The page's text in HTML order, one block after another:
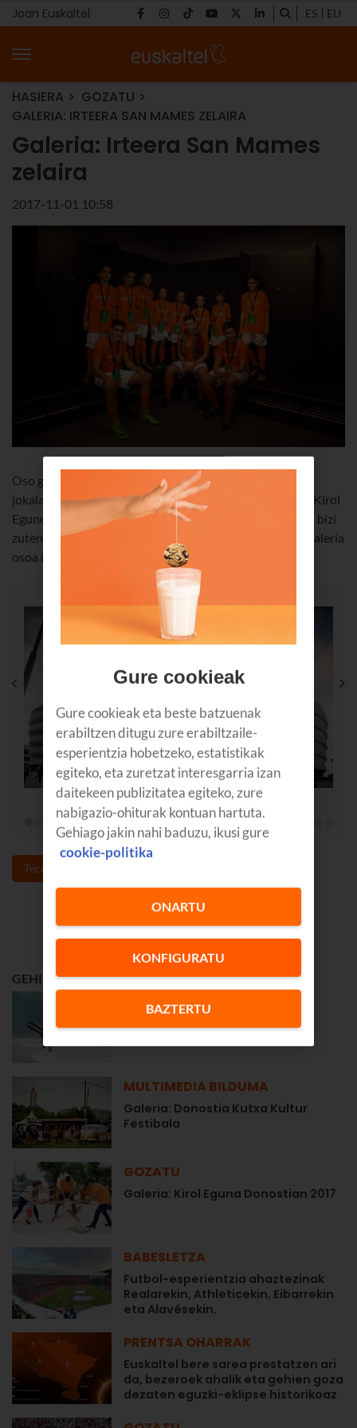
Joan Euskaltel ES EU
HASIERA
GOZATU
GALERIA: IRTEERA SAN MAMES ZELAIRA
Galeria: Irteera San Mames
zelaira
2017-11-01 10:58
Oso gonbidatu bereziak izan zituzten Athletic Clubeko
jokalariek Bartzelonaren aurkako partidan. Euskaltelen Kirol
Eguneko txapelketaren irabazleek arratsalde paregabea bizi
zuten San Mamesen. Jarri kurtsorea irudiaren gainean galeria
osoa ikusi ahal izateko ?
Tecnología
GEHIEN IRAKURRIENA
GOZATU
Euskadin surfa egiteko 5
MULTIMEDIA BILDUMA
Galeria: Donostia Kutxa Kultur
Festibala
GOZATU
Galeria: Kirol Eguna Donostian 2017
BABESLETZA
Futbol-esperientzia ahaztezinak
Realarekin, Athleticekin, Eibarrekin
eta Alavésekin.
PRENTSA OHARRAK
Euskaltel bere sarea prestatzen ari
da, bezeroek ahalik eta gehien goza
dezaten eguzki-eklipse historikoaz
Gure cookieak
Gure cookieak eta beste batzuenak
erabiltzen ditugu zure erabiltzaile-
esperientzia hobetzeko, estatistikak
egiteko, eta zuretzat interesgarria izan
daitekeen publizitatea egiteko, zure
nabigazio-ohiturak kontuan hartuta.
Gehiago jakin nahi baduzu, ikusi gure
cookie-politika
KONFIGURATU
BAZTERTU
ONARTU